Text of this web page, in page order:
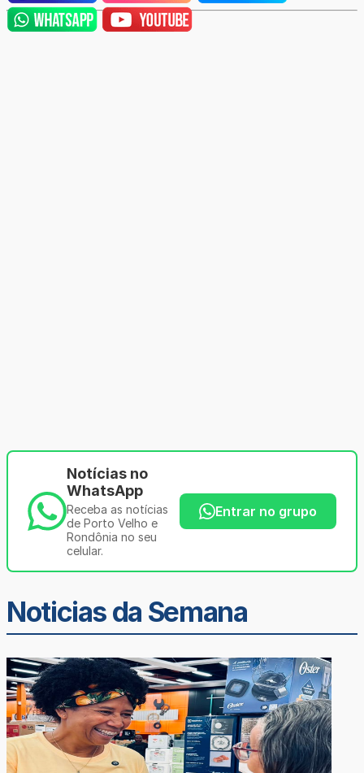
Notícias no
WhatsApp
Receba as notícias
de Porto Velho e
Rondônia no seu
celular.
Entrar no grupo
Noticias da Semana